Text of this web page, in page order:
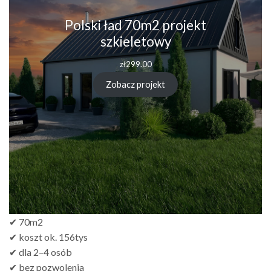
Polski ład 70m2 projekt
szkieletowy
zł299.00
Zobacz projekt
✔ 70m2
✔ koszt ok. 156tys
✔ dla 2–4 osób
✔ bez pozwolenia